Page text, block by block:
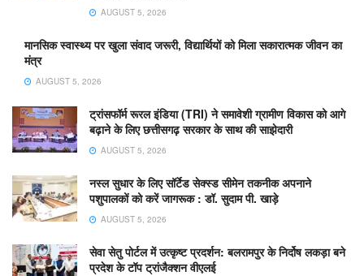
AUGUST 5, 2026
मानसिक स्वास्थ्य पर खुला संवाद जरूरी, विद्यार्थियों को मिला सकारात्मक जीवन का
मंत्र
AUGUST 5, 2026
ट्रांसफॉर्म रूरल इंडिया (TRI) ने समावेशी ग्रामीण विकास को आगे
बढ़ाने के लिए छत्तीसगढ़ सरकार के साथ की साझेदारी
AUGUST 5, 2026
नस्ल सुधार के लिए सॉर्टेड सेक्स्ड सीमेन तकनीक अपनाने
पशुपालकों को करें जागरूक : डॉ. सुदाम पी. खाड़े
AUGUST 5, 2026
सेवा सेतु पोर्टल में उत्कृष्ट प्रदर्शन: बलरामपुर के निर्दोष लकड़ा बने
प्रदेश के टॉप ट्रांजैक्शन वीएलई